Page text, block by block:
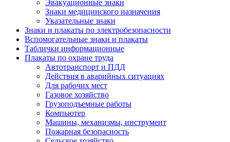
Эвакуационные знаки
Знаки медицинского назначения
Указательные знаки
Знаки и плакаты по электробезопасности
Вспомогательные знаки и плакаты
Таблички информационные
Плакаты по охране труда
Автотранспорт и ПДД
Действия в аварийных ситуациях
Для рабочих мест
Газовое хозяйство
Грузоподъемные работы
Компьютер
Машины, механизмы, инструмент
Пожарная безопасность